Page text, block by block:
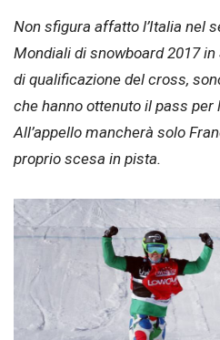
Non sfigura affatto l’Italia nel
Mondiali di snowboard 2017
di qualificazione del cross,
che hanno ottenuto il pass per
All’appello mancherà solo
proprio scesa in pista.